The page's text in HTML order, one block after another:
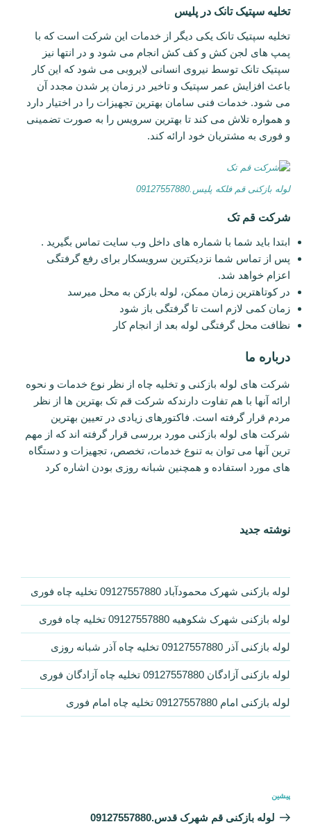
تخلیه سپتیک تانک در پلیس
تخلیه سپتیک تانک یکی دیگر از خدمات این شرکت است که با
پمپ های لجن کش و کف کش انجام می شود و در انتها نیز
سپتیک تانک توسط نیروی انسانی لایروبی می شود که این کار
باعث افزایش عمر سپتیک و تاخیر در زمان پر شدن مجدد آن
می شود. خدمات فنی سامان بهترین تجهیزات را در اختیار دارد
و همواره تلاش می کند تا بهترین سرویس را به صورت تضمینی
و فوری به مشتریان خود ارائه کند.
لوله بازکنی قم فلکه پلیس.09127557880
شرکت قم تک
ابتدا باید شما با شماره های داخل وب سایت تماس بگیرید .
پس از تماس شما نزدیکترین سرویسکار برای رفع گرفتگی
اعزام خواهد شد.
در کوتاهترین زمان ممکن، لوله بازکن به محل میرسد
زمان کمی لازم است تا گرفتگی باز شود
نظافت محل گرفتگی لوله بعد از انجام کار
درباره ما
شرکت های لوله بازکنی و تخلیه چاه از نظر نوع خدمات و نحوه
ارائه آنها با هم تفاوت دارندکه شرکت قم تک بهترین ها از نظر
مردم قرار گرفته است. فاکتورهای زیادی در تعیین بهترین
شرکت های لوله بازکنی مورد بررسی قرار گرفته اند که از مهم
ترین آنها می توان به تنوع خدمات، تخصص، تجهیزات و دستگاه
های مورد استفاده و همچنین شبانه روزی بودن اشاره کرد
نوشته جدید
لوله بازکنی شهرک محمودآباد 09127557880 تخلیه چاه فوری
لوله بازکنی شهرک شکوهیه 09127557880 تخلیه چاه فوری
لوله بازکنی آذر 09127557880 تخلیه چاه آذر شبانه روزی
لوله بازکنی آزادگان 09127557880 تخلیه چاه آزادگان فوری
لوله بازکنی امام 09127557880 تخلیه چاه امام فوری
نوشته
قبلی
پیشین
لوله بازکنی قم شهرک قدس.09127557880